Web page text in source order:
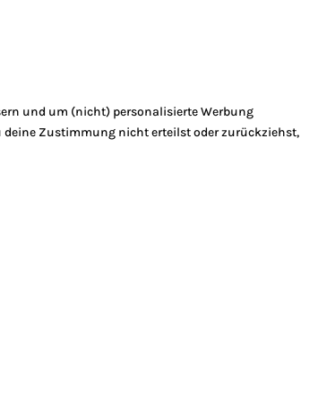
und um (nicht) personalisierte Werbung
deine Zustimmung nicht erteilst oder zurückziehst,